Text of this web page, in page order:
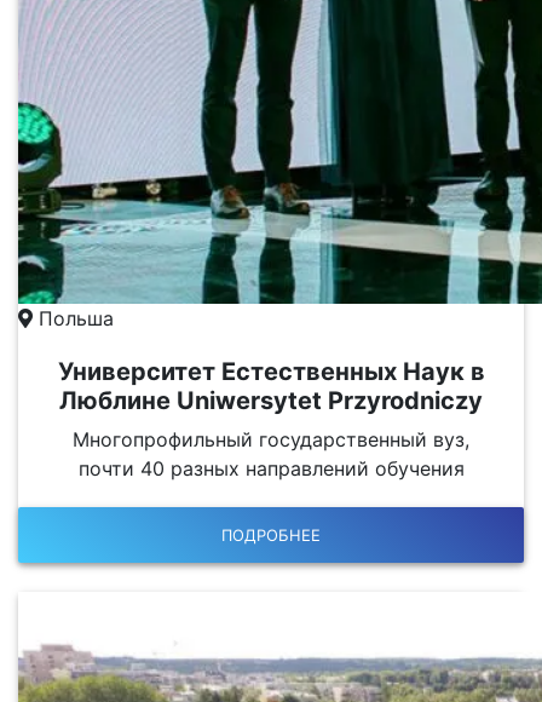
Польша
Университет Естественных Наук в
Люблине Uniwersytet Przyrodniczy
Многопрофильный государственный вуз,
почти 40 разных направлений обучения
ПОДРОБНЕЕ